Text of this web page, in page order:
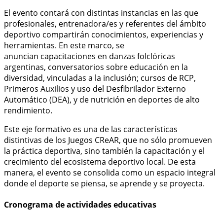
El evento contará con distintas instancias en las que
profesionales, entrenadora/es y referentes del ámbito
deportivo compartirán conocimientos, experiencias y
herramientas. En este marco, se
anuncian capacitaciones en danzas folclóricas
argentinas, conversatorios sobre educación en la
diversidad, vinculadas a la inclusión; cursos de RCP,
Primeros Auxilios y uso del Desfibrilador Externo
Automático (DEA), y de nutrición en deportes de alto
rendimiento.
Este eje formativo es una de las características
distintivas de los Juegos CReAR, que no sólo promueven
la práctica deportiva, sino también la capacitación y el
crecimiento del ecosistema deportivo local. De esta
manera, el evento se consolida como un espacio integral
donde el deporte se piensa, se aprende y se proyecta.
Cronograma de actividades educativas